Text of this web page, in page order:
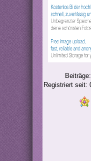
Registriert seit: